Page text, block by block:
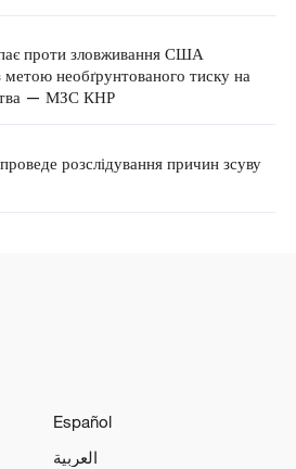
проти зловживання США
необґрунтованого тиску на
— МЗС КНР
розслідування причин зсуву
Español
العربية